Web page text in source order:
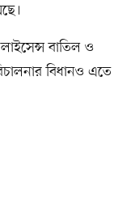
বাতিল ও
বিধানও এতে